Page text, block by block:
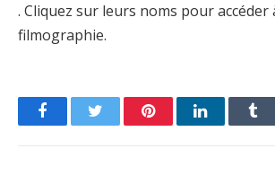
. Cliquez sur leurs noms pour accéder
filmographie.
FacebookTwitter PinterestLinkedIn